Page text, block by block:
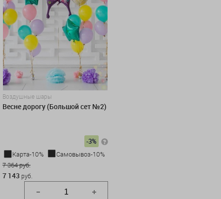
Воздушные шары
Весне дорогу (Большой сет №2)
-3%
Карта-10%
Самовывоз-10%
7 364 руб.
7 143 руб.